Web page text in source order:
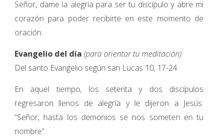
Señor, dame la alegría para ser tu discípulo y abre mi
corazón para poder recibirte en este momento de
oración.
Evangelio del día (para orientar tu meditación)
Del santo Evangelio según san Lucas 10, 17-24
En aquel tiempo, los setenta y dos discípulos
regresaron llenos de alegría y le dijeron a Jesús:
“Señor, hasta los demonios se nos someten en tu
nombre”.